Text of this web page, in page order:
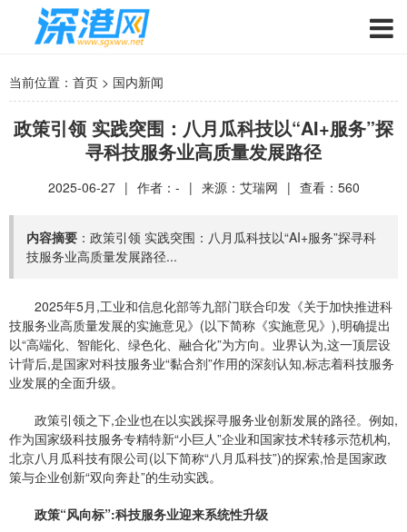
当前位置： 首页 > 国内新闻
政策引领 实践突围：八月瓜科技以“AI+服务”探
寻科技服务业高质量发展路径
2025-06-27 | 作者：- | 来源：艾瑞网 | 查看： 560
内容摘要 ：政策引领 实践突围：八月瓜科技以“AI+服务”探寻科
技服务业高质量发展路径...
2025年5月,工业和信息化部等九部门联合印发《关于加快推进科
技服务业高质量发展的实施意见》(以下简称《实施意见》),明确提出
以“高端化、智能化、绿色化、融合化”为方向。业界认为,这一顶层设
计背后,是国家对科技服务业“黏合剂”作用的深刻认知,标志着科技服务
业发展的全面升级。
政策引领之下,企业也在以实践探寻服务业创新发展的路径。例如,
作为国家级科技服务专精特新“小巨人”企业和国家技术转移示范机构,
北京八月瓜科技有限公司(以下简称“八月瓜科技”)的探索,恰是国家政
策与企业创新“双向奔赴”的生动实践。
政策“风向标”:科技服务业迎来系统性升级